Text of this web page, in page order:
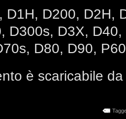
D1H, D200, D2H,
D300s, D3X,
D80, D90,
è scaricabile